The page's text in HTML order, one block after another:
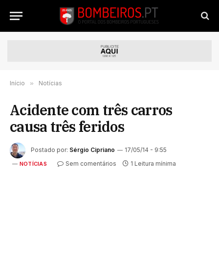
Início » Notícias
Acidente com três carros
causa três feridos
Postado por: Sérgio Cipriano 17/05/14 - 9:55
NOTÍCIAS Sem comentários 1 Leitura mínima